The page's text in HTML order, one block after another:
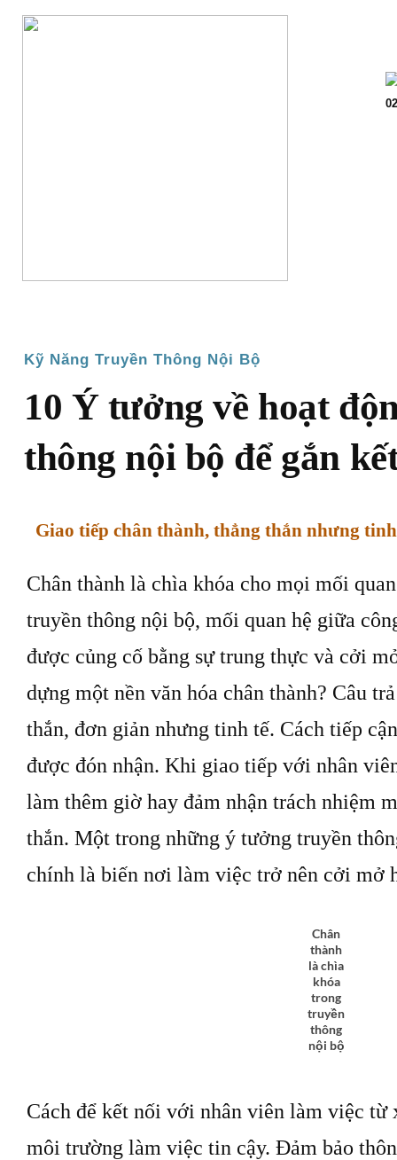
Kỹ Năng Truyền Thông Nội Bộ
10 Ý tưởng về hoạt
thông nội bộ để gắn
Giao tiếp chân thành, thẳng thắn nhưng
Chân thành là chìa khóa cho mọi mối
truyền thông nội bộ, mối quan hệ giữa
được củng cố bằng sự trung thực và cởi
dựng một nền văn hóa chân thành? Câu
thắn, đơn giản nhưng tinh tế. Cách tiếp
được đón nhận. Khi giao tiếp với nhân
làm thêm giờ hay đảm nhận trách nhiệm
thắn. Một trong những ý tưởng truyền
chính là biến nơi làm việc trở nên cởi mở
Chân
thành
là chìa
khóa
trong
truyền
thông
nội bộ
Cách để kết nối với nhân viên làm việc từ
môi trường làm việc tin cậy. Đảm bảo